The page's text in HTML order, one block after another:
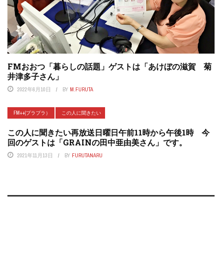
FMおおつ「暮らしの話題」ゲストは「あけぼの滋賀 菊
井津多子さん」
2022年6月10日 BY M.FURUTA
FM++(プラプラ） この人に聞きたい
この人に聞きたい再放送日曜日午前11時から午後1時 今
回のゲストは「GRAINの田中亜由美さん」です。
2021年11月13日 BY FURUTANARU